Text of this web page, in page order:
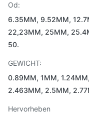
Od:
6.35MM, 9.52MM,
22,23MM, 25MM,
50.
GEWICHT:
0.89MM, 1MM,
2.463MM, 2.5MM,
Hervorheben